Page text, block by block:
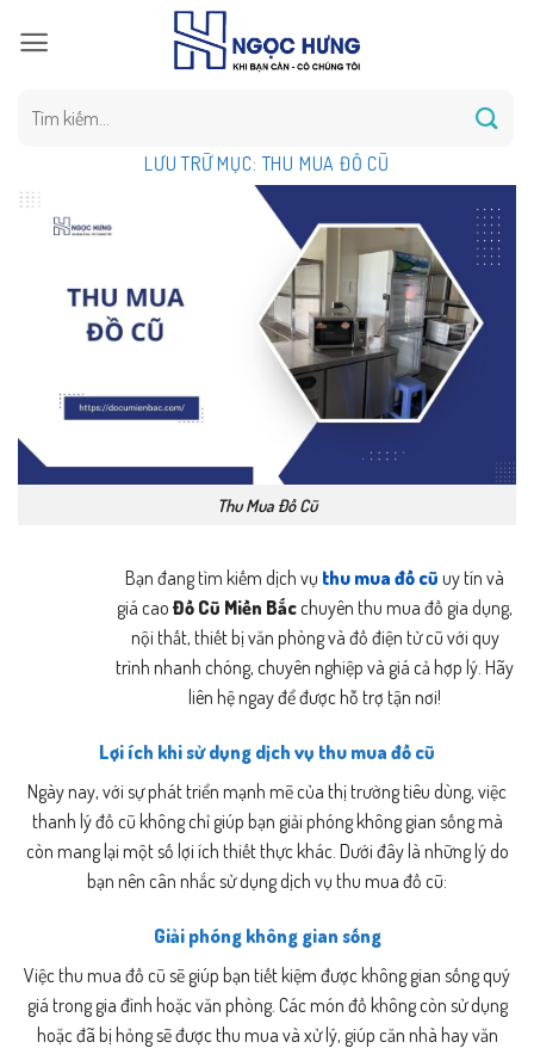
qua
kiếm:
LƯU TRỮ MỤC:THU MUA ĐỒ CŨ
Thu Mua Đồ Cũ
Bạn đang tìm kiếm dịch vụ thu mua đồ cũ uy tín và
giá cao Đồ Cũ Miền Bắcchuyên thu mua đồ gia dụng,
nội thất, thiết bị văn phòng và đồ điện tử cũ với quy
trình nhanh chóng, chuyên nghiệp và giá cả hợp lý. Hãy
liên hệ ngay để được hỗ trợ tận nơi!
Lợi ích khi sử dụng dịch vụ thu mua đồ cũ
Ngày nay, với sự phát triển mạnh mẽ của thị trường tiêu dùng, việc
thanh lý đồ cũ không chỉ giúp bạn giải phóng không gian sống mà
còn mang lại một số lợi ích thiết thực khác. Dưới đây là những lý do
bạn nên cân nhắc sử dụng dịch vụ thu mua đồ cũ:
Giải phóng không gian sống
Việc thu mua đồ cũ sẽ giúp bạn tiết kiệm được không gian sống quý
giá trong gia đình hoặc văn phòng. Các món đồ không còn sử dụng
hoặc đã bị hỏng sẽ được thu mua và xử lý, giúp căn nhà hay văn